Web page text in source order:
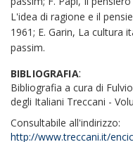
BIBLIOGRAFIA:
Bibliografia a cura di
degli Italiani Treccani -
Consultabile all'indirizzo:
http://www.treccani.it/